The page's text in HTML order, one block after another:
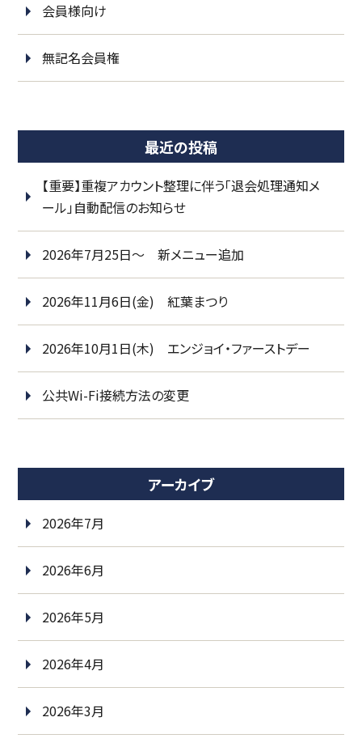
会員様向け
無記名会員権
最近の投稿
【重要】重複アカウント整理に伴う「退会処理通知メ
ール」自動配信のお知らせ
2026年7月25日～ 新メニュー追加
2026年11月6日(金) 紅葉まつり
2026年10月1日(木) エンジョイ・ファーストデー
公共Wi-Fi接続方法の変更
アーカイブ
2026年7月
2026年6月
2026年5月
2026年4月
2026年3月